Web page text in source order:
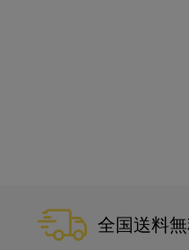
全国送料